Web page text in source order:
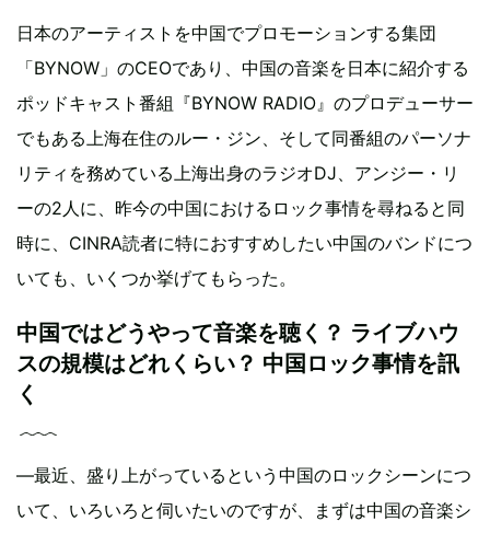
日本のアーティストを中国でプロモーションする集団
「BYNOW」のCEOであり、中国の音楽を日本に紹介する
ポッドキャスト番組『BYNOW RADIO』のプロデューサー
でもある上海在住のルー・ジン、そして同番組のパーソナ
リティを務めている上海出身のラジオDJ、アンジー・リ
ーの2人に、昨今の中国におけるロック事情を尋ねると同
時に、CINRA読者に特におすすめしたい中国のバンドにつ
いても、いくつか挙げてもらった。
中国ではどうやって音楽を聴く？ ライブハウ
スの規模はどれくらい？ 中国ロック事情を訊
く
―最近、盛り上がっているという中国のロックシーンにつ
いて、いろいろと伺いたいのですが、まずは中国の音楽シ